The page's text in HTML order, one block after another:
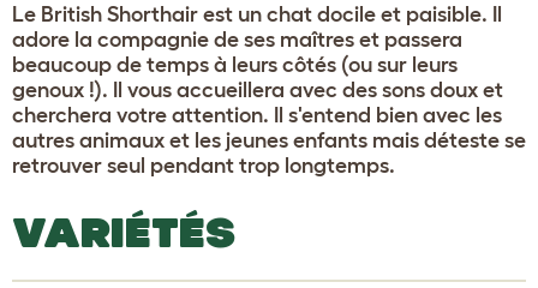
Le British Shorthair est un chat docile et paisible. Il
adore la compagnie de ses maîtres et passera
beaucoup de temps à leurs côtés (ou sur leurs
genoux !). Il vous accueillera avec des sons doux et
cherchera votre attention. Il s'entend bien avec les
autres animaux et les jeunes enfants mais déteste se
retrouver seul pendant trop longtemps.
VARIÉTÉS